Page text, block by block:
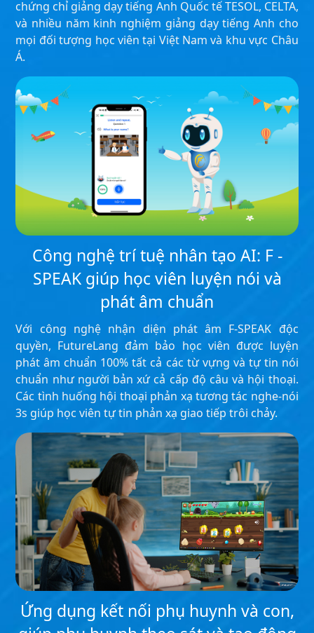
chứng chỉ giảng dạy tiếng Anh Quốc tế TESOL, CELTA,
và nhiều năm kinh nghiệm giảng dạy tiếng Anh cho
mọi đối tượng học viên tại Việt Nam và khu vực Châu
Á.
Công nghệ trí tuệ nhân tạo AI: F -
SPEAK giúp học viên luyện nói và
phát âm chuẩn
Với công nghệ nhận diện phát âm F-SPEAK độc
quyền, FutureLang đảm bảo học viên được luyện
phát âm chuẩn 100% tất cả các từ vựng và tự tin nói
chuẩn như người bản xứ cả cấp độ câu và hội thoại.
Các tình huống hội thoại phản xạ tương tác nghe-nói
3s giúp học viên tự tin phản xạ giao tiếp trôi chảy.
Ứng dụng kết nối phụ huynh và con,